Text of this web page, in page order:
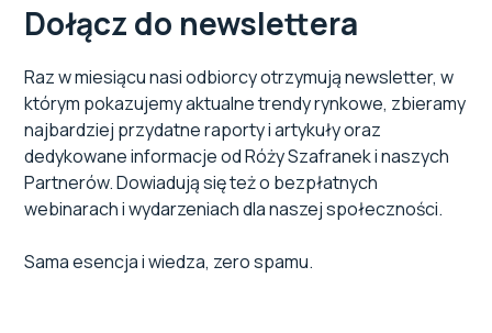
Dołącz do newslettera
Raz w miesiącu nasi odbiorcy otrzymują newsletter, w
którym pokazujemy aktualne trendy rynkowe, zbieramy
najbardziej przydatne raporty i artykuły oraz
dedykowane informacje od Róży Szafranek i naszych
Partnerów. Dowiadują się też o bezpłatnych
webinarach i wydarzeniach dla naszej społeczności.
Sama esencja i wiedza, zero spamu.